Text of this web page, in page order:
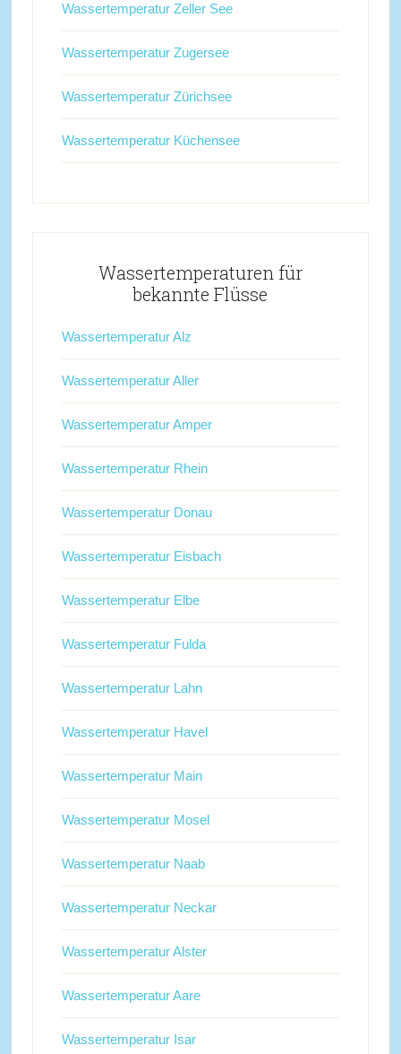
Wassertemperatur Zeller See
Wassertemperatur Zugersee
Wassertemperatur Zürichsee
Wassertemperatur Küchensee
Wassertemperaturen für
bekannte Flüsse
Wassertemperatur Alz
Wassertemperatur Aller
Wassertemperatur Amper
Wassertemperatur Rhein
Wassertemperatur Donau
Wassertemperatur Eisbach
Wassertemperatur Elbe
Wassertemperatur Fulda
Wassertemperatur Lahn
Wassertemperatur Havel
Wassertemperatur Main
Wassertemperatur Mosel
Wassertemperatur Naab
Wassertemperatur Neckar
Wassertemperatur Alster
Wassertemperatur Aare
Wassertemperatur Isar